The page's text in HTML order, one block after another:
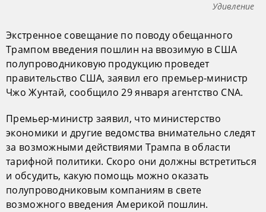
Удивление
Экстренное совещание по поводу обещанного
Трампом введения пошлин на ввозимую в США
полупроводниковую продукцию проведет
правительство США, заявил его премьер-министр
Чжо Жунтай, сообщило 29 января агентство CNA.
Премьер-министр заявил, что министерство
экономики и другие ведомства внимательно следят
за возможными действиями Трампа в области
тарифной политики. Скоро они должны встретиться
и обсудить, какую помощь можно оказать
полупроводниковым компаниям в свете
возможного введения Америкой пошлин.